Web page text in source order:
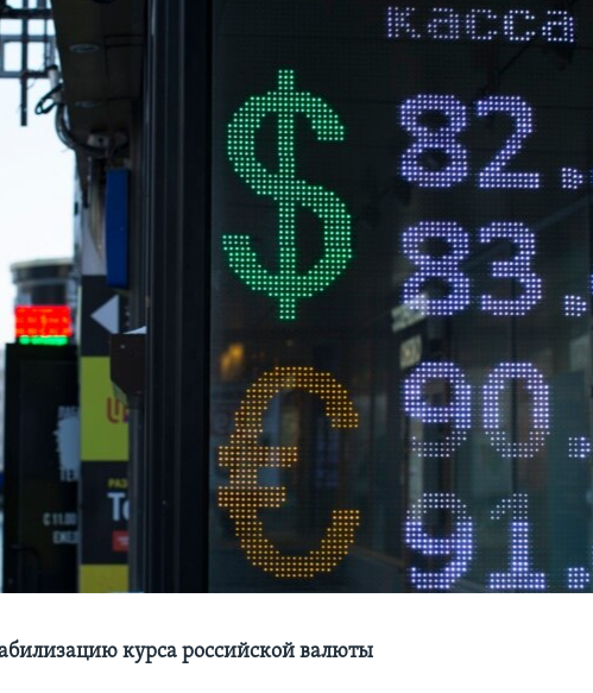
курса российской валюты